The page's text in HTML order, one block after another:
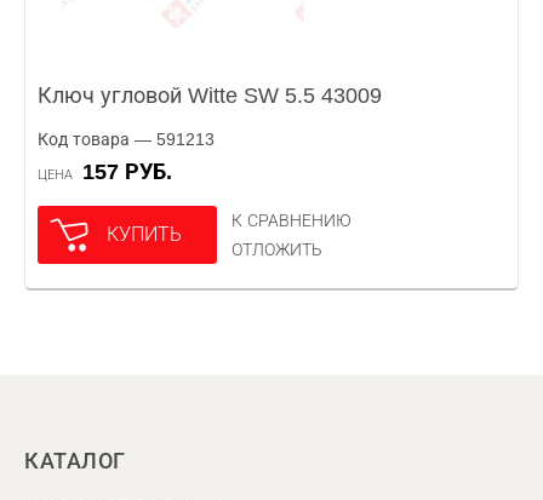
Ключ угловой Witte SW 5.5 43009
Код товара — 591213
ЦЕНА 157 РУБ.
КУПИТЬ
К СРАВНЕНИЮ
ОТЛОЖИТЬ
КАТАЛОГ